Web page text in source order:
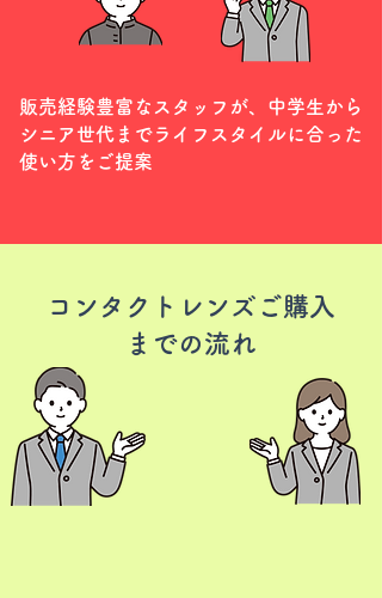
​販売経験豊富なスタッフが、中学生から
シニア世代までライフスタイルに合った
使い方をご提案
コンタクトレンズ ご購入
までの流れ